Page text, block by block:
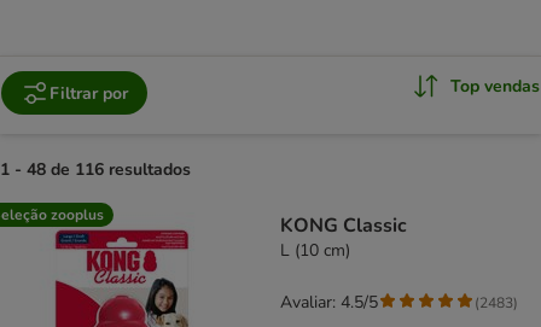
Filtrar por Top vendas
1 - 48 de 116 resultados
product items have been changed
zooplus KONG Classic
L (10 cm)
Avaliar: 4.5/5 (2483)